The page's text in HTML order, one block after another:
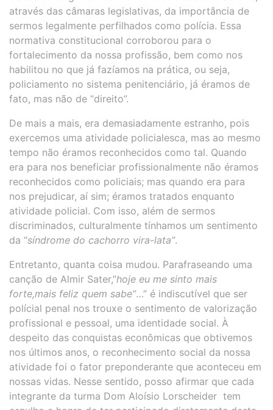
através das câmaras legislativas, da importância de
sermos legalmente perfilhados como polícia. Essa
normativa constitucional corroborou para o
fortalecimento da nossa profissão, bem como nos
habilitou no que já fazíamos na prática, ou seja,
policiamento no sistema penitenciário, já éramos de
fato, mas não de “direito”.
De mais a mais, era demasiadamente estranho, pois
exercemos uma atividade policialesca, mas ao mesmo
tempo não éramos reconhecidos como tal. Quando
era para nos beneficiar profissionalmente não éramos
reconhecidos como policiais; mas quando era para
nos prejudicar, aí sim; éramos tratados enquanto
atividade policial. Com isso, além de sermos
discriminados, culturalmente tínhamos um sentimento
da “síndrome do cachorro vira-lata”.
Entretanto, quanta coisa mudou. Parafraseando uma
canção de Almir Sater,”hoje eu me sinto mais
forte,mais feliz quem sabe”…” é indiscutível que ser
polícial penal nos trouxe o sentimento de valorização
profissional e pessoal, uma identidade social. À
despeito das conquistas econômicas que obtivemos
nos últimos anos, o reconhecimento social da nossa
atividade foi o fator preponderante que aconteceu em
nossas vidas. Nesse sentido, posso afirmar que cada
integrante da turma Dom Aloísio Lorscheider tem